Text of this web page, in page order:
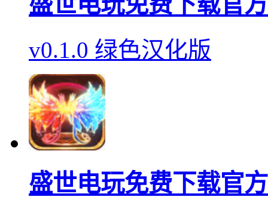
v0.1.0 绿色汉化版
盛世电玩免费下载官